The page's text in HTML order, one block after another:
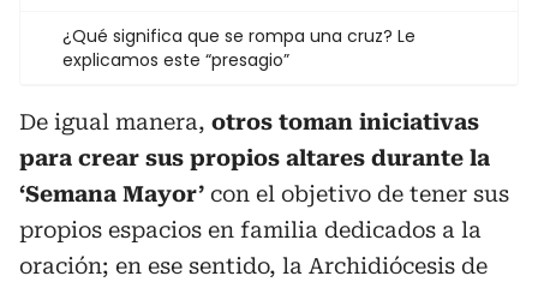
¿Qué significa que se rompa una cruz? Le
explicamos este “presagio”
De igual manera, otros toman iniciativas
para crear sus propios altares durante la
‘Semana Mayor’ con el objetivo de tener sus
propios espacios en familia dedicados a la
oración; en ese sentido, la Archidiócesis de